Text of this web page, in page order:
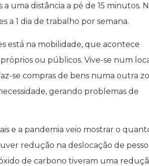
uma distância a pé de 15 minutos.
a 1 dia de trabalho por semana.
está na mobilidade, que acontece
ou públicos. Vive-se num
se compras de bens numa outra
gerando problemas de
e a pandemia veio mostrar o
redução na deslocação de
de carbono tiveram uma